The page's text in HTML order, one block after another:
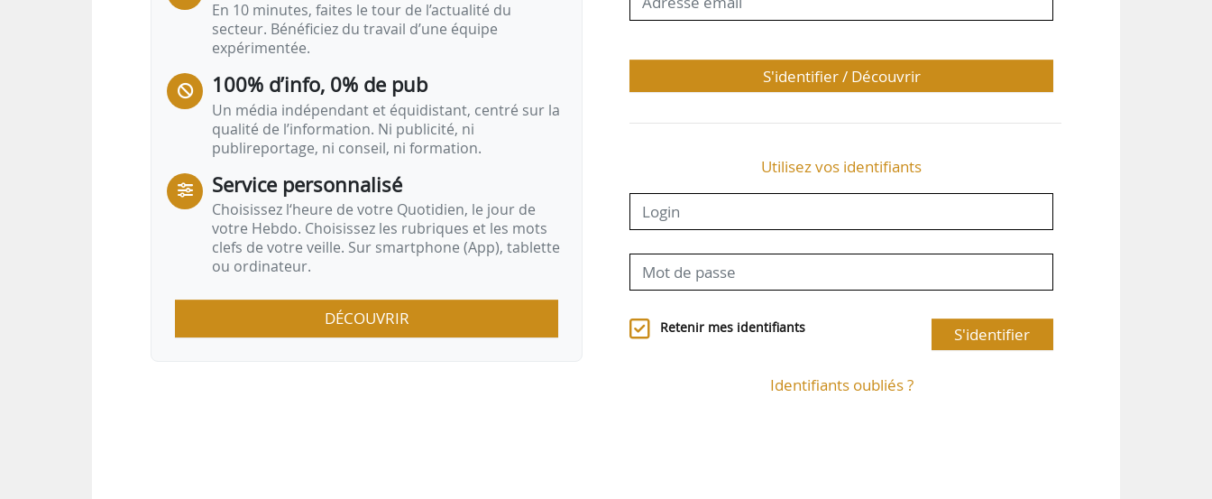
En 10 minutes, faites le tour de l’actualité du
secteur. Bénéficiez du travail d’une équipe
expérimentée.
100% d’info, 0% de pub
Un média indépendant et équidistant, centré sur la
qualité de l’information. Ni publicité, ni
publireportage, ni conseil, ni formation.
Service personnalisé
Choisissez l‘heure de votre Quotidien, le jour de
votre Hebdo. Choisissez les rubriques et les mots
clefs de votre veille. Sur smartphone (App), tablette
ou ordinateur.
DÉCOUVRIR
S'identifier / Découvrir
Utilisez vos identifiants
Retenir mes identifiants S'identifier
Identifiants oubliés ?